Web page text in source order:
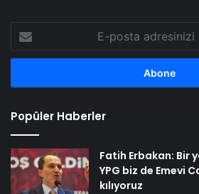
posta
adresinizi
Popüler Haberler
Fatih Erbakan: Bir
YPG biz de Emevi
kılıyoruz